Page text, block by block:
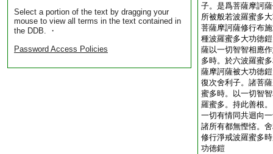
Select a portion of the text by dragging your
mouse to view all terms in the text contained in
the DDB. ・
Password Access Policies
子。是爲菩薩摩訶
所被般若波羅蜜多
菩薩摩訶薩修行布
種波羅蜜多大功徳
薩以一切智智相應
多時。於六波羅蜜
薩摩訶薩被大功徳鎧
復次舍利子。諸菩
蜜多時。以一切智
羅蜜多。持此善根
一切有情同共迴向
諸所有都無慳悋。
修行淨戒波羅蜜多
功徳鎧